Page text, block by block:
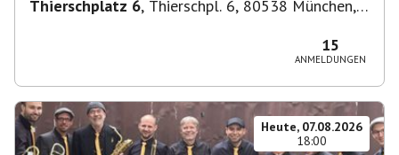
Thierschplatz 6, Thierschpl. 6, 80538 München,
15
ANMELDUNGEN
Heute, 07.08.2026
18:00